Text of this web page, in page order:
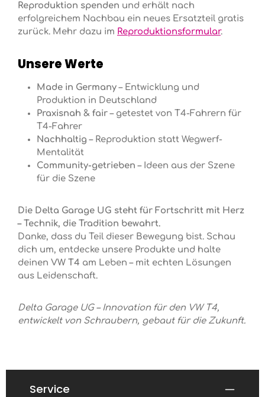
Reproduktion spenden und erhält nach
erfolgreichem Nachbau ein neues Ersatzteil gratis
zurück. Mehr dazu im Reproduktionsformular.
Unsere Werte
Made in Germany– Entwicklung und
Produktion in Deutschland
Praxisnah & fair– getestet von T4-Fahrern für
T4-Fahrer
Nachhaltig – Reproduktion statt Wegwerf-
Mentalität
Community-getrieben – Ideen aus der Szene
für die Szene
Die Delta Garage UG steht für Fortschritt mit Herz
– Technik, die Tradition bewahrt.
Danke, dass du Teil dieser Bewegung bist. Schau
dich um, entdecke unsere Produkte und halte
deinen VW T4 am Leben – mit echten Lösungen
aus Leidenschaft.
Delta Garage UG – Innovation für den VW T4,
entwickelt von Schraubern, gebaut für die Zukunft.
Service